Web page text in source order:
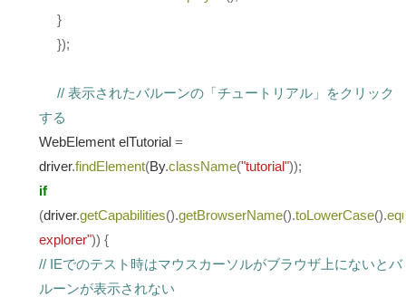
}
});
// 表示されたバルーンの「チュートリアル」をクリック
する
WebElement elTutorial =
driver.findElement(By.className("tutorial"));
if
(driver.getCapabilities().getBrowserName().toLowerCase().
explorer")) {
// IEでのテスト時はマウスカーソルがブラウザ上にないとバ
ルーンが表示されない